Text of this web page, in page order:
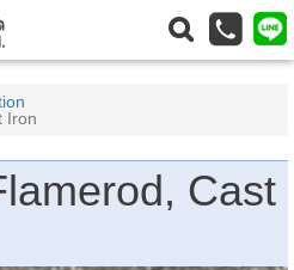
Iron
Cast